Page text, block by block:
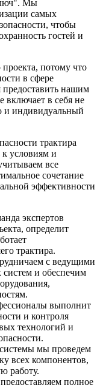
Мы
самых
чтобы
гостей и
потому что
в сфере
нашим
включает в себя не
и индивидуальный
трактира
к условиям и
все
сочетание
эффективности
экспертов
определит
трактира.
с ведущими
систем и обеспечим
выполнит
и контроля
технологий и
мы проведем
всех компонентов,
работу.
полное